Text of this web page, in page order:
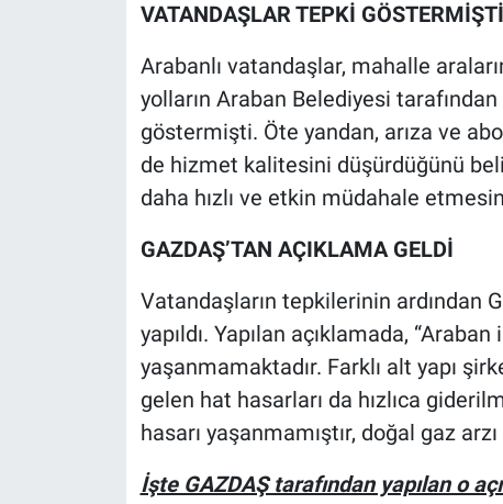
VATANDAŞLAR TEPKİ GÖSTERMİŞTİ
Arabanlı vatandaşlar, mahalle
yolların Araban Belediyesi
göstermişti. Öte yandan, arıza ve
de hizmet kalitesini düşürdüğünü
daha hızlı ve etkin müdahale
GAZDAŞ’TAN AÇIKLAMA GELDİ
Vatandaşların tepkilerinin ardından
yapıldı. Yapılan açıklamada,
yaşanmamaktadır. Farklı alt yapı
gelen hat hasarları da hızlıca
hasarı yaşanmamıştır, doğal gaz
İşte GAZDAŞ tarafından yapılan o